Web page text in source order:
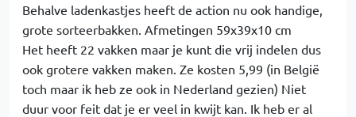
Behalve ladenkastjes heeft de action nu ook handige,
grote sorteerbakken. Afmetingen 59x39x10 cm
Het heeft 22 vakken maar je kunt die vrij indelen dus
ook grotere vakken maken. Ze kosten 5,99 (in België
toch maar ik heb ze ook in Nederland gezien) Niet
duur voor feit dat je er veel in kwijt kan. Ik heb er al